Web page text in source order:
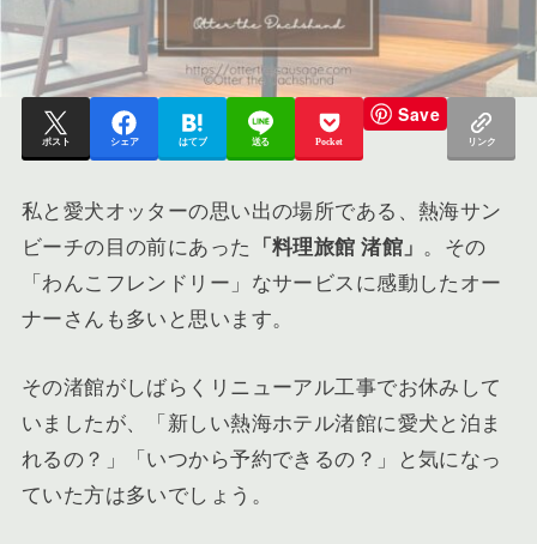
ポスト シェア はてブ 送る Pocket
Save
リンク
私と愛犬オッターの思い出の場所である、熱海サン
ビーチの目の前にあった
「料理旅館 渚館」 。その
「わんこフレンドリー」なサービスに感動したオー
ナーさんも多いと思います。
その渚館がしばらくリニューアル工事でお休みして
いましたが、「新しい熱海ホテル渚館に愛犬と泊ま
れるの？」「いつから予約できるの？」と気になっ
ていた方は多いでしょう。